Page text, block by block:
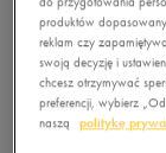
UMBRO UX-1
179,99złz Vat
produktów
reklam czy
swoją decyzję i
chcesz otrzymywać
preferencji, wybierz
naszą
politykę